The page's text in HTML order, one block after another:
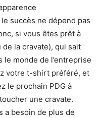
succès ne dépend pas
si vous êtes prêt à
la cravate), qui sait
le monde de l’entreprise
votre t-shirt préféré, et
le prochain PDG à
une cravate.
a besoin de plus de